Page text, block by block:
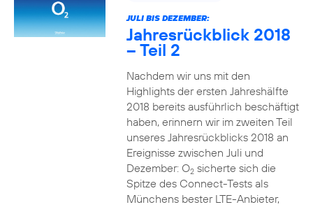
JULI BIS DEZEMBER:
Jahresrückblick 2018
– Teil 2
Nachdem wir uns mit den
Highlights der ersten Jahreshälfte
2018 bereits ausführlich beschäftigt
haben, erinnern wir im zweiten Teil
unseres Jahresrückblicks 2018 an
Ereignisse zwischen Juli und
Dezember: O2sicherte sich die
Spitze des Connect-Tests als
Münchens bester LTE-Anbieter,